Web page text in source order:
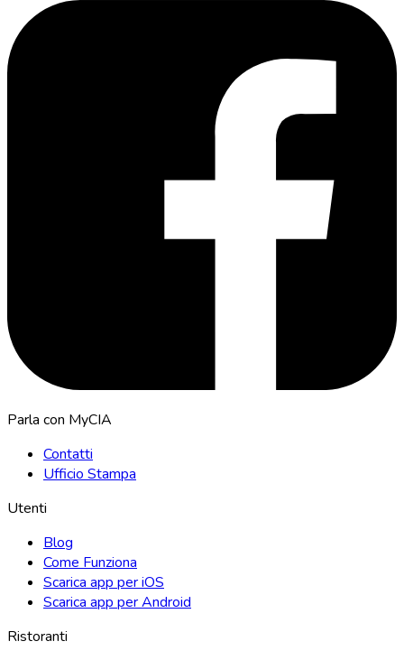
Parla con MyCIA
Contatti
Ufficio Stampa
Utenti
Blog
Come Funziona
Scarica app per iOS
Scarica app per Android
Ristoranti